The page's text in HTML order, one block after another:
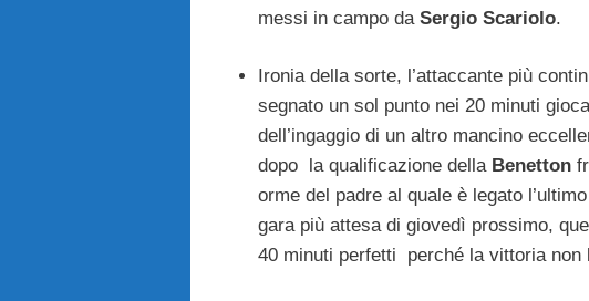
messi in campo daSergio Scariolo.
Ironia della sorte, l’attaccante più
segnato un sol punto nei 20 minuti
dell’ingaggio di un altro mancino
dopo la qualificazione della Benetton
orme del padre al quale è legato
gara più attesa di giovedì prossimo,
40 minuti perfetti perché la vittoria